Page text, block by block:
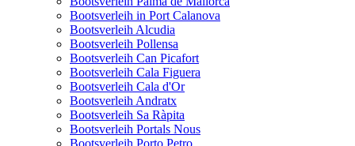
Bootsverleih in Port Calanova
Bootsverleih Alcudia
Bootsverleih Pollensa
Bootsverleih Can Picafort
Bootsverleih Cala Figuera
Bootsverleih Cala d'Or
Bootsverleih Andratx
Bootsverleih Sa Ràpita
Bootsverleih Portals Nous
Bootsverleih Porto Petro